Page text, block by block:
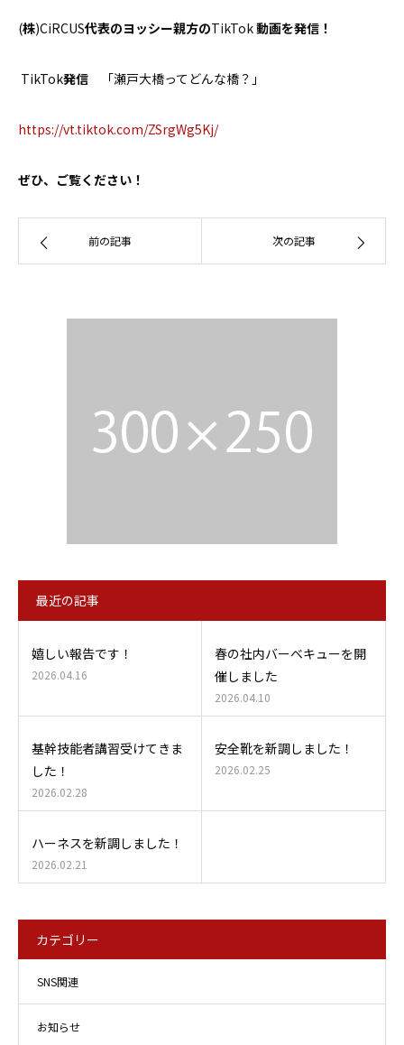
(株)CiRCUS代表のヨッシー親方のTikTok動画を発信！
TikTok発信 「瀬戸大橋ってどんな橋？」
https://vt.tiktok.com/ZSrgWg5Kj/
ぜひ、ご覧ください！
前の記事 次の記事
最近の記事
嬉しい報告です！
2026.04.16
春の社内バーベキューを開
催しました
2026.04.10
基幹技能者講習受けてきま
した！
2026.02.28
安全靴を新調しました！
2026.02.25
ハーネスを新調しました！
2026.02.21
カテゴリー
SNS関連
お知らせ